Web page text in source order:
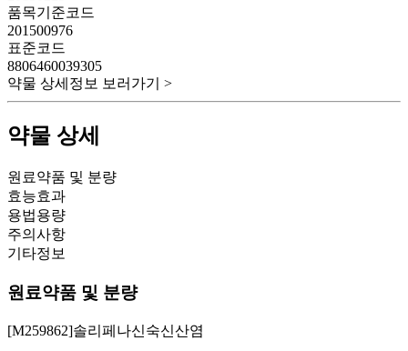
품목기준코드
201500976
표준코드
8806460039305
약물 상세정보 보러가기 >
약물 상세
원료약품 및 분량
효능효과
용법용량
주의사항
기타정보
원료약품 및 분량
[M259862]솔리페나신숙신산염